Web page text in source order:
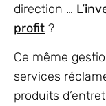
direction …
profit ?
Ce même
services
produits